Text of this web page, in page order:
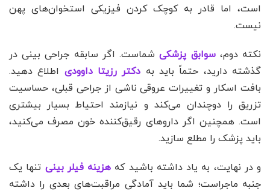
است، اما قادر به کوچک کردن فیزیکی استخوان‌های پهن
نیست.
نکته دوم،سوابق پزشکیشماست. اگر سابقه جراحی بینی در
گذشته دارید، حتماً باید به دکتر رزیتا داوودی اطلاع دهید.
بافت اسکار و تغییرات عروقی ناشی از جراحی قبلی، حساسیت
تزریق را دوچندان می‌کند و نیازمند احتیاط بسیار بیشتری
است. همچنین اگر داروهای رقیق‌کننده خون مصرف می‌کنید،
باید پزشک را مطلع سازید.
و در نهایت، به یاد داشته باشید که هزینه فیلر بینی تنها یک
جنبه ماجراست؛ شما باید آمادگی مراقبت‌های بعدی را داشته